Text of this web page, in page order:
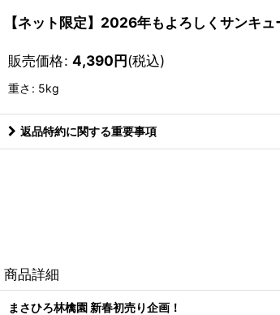
【ネット限定】2026年もよろしくサンキ
販売価格: 4,390円(税込)
重さ : 5kg
返品特約に関する重要事項
商品詳細
まさひろ林檎園 新春初売り企画！